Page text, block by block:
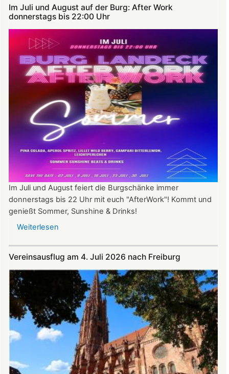
Im Juli und August auf der Burg: After Work
donnerstags bis 22:00 Uhr
Im Juli und August feiert die Burgschänke immer
donnerstags bis 22 Uhr mit euch "AfterWork"! Kommt und
genießt Sommer, Sunshine & Drinks!
Weiterlesen
und
August
der
Burg:
After
Work
donnerstags
22:00
Vereinsausflug am 4. Juli 2026 nach Freiburg